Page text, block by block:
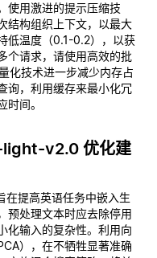
使用激进的提示压缩技
结构组织上下文，以最大
低温度（0.1-0.2），以获
个请求，请使用高效的批
化技术进一步减少内存占
询，利用缓存来最小化冗
间。
v2.0 优化建
提高英语任务中嵌入生
预处理文本时应去除停用
化输入的复杂性。利用向
），在不牺牲显著准确